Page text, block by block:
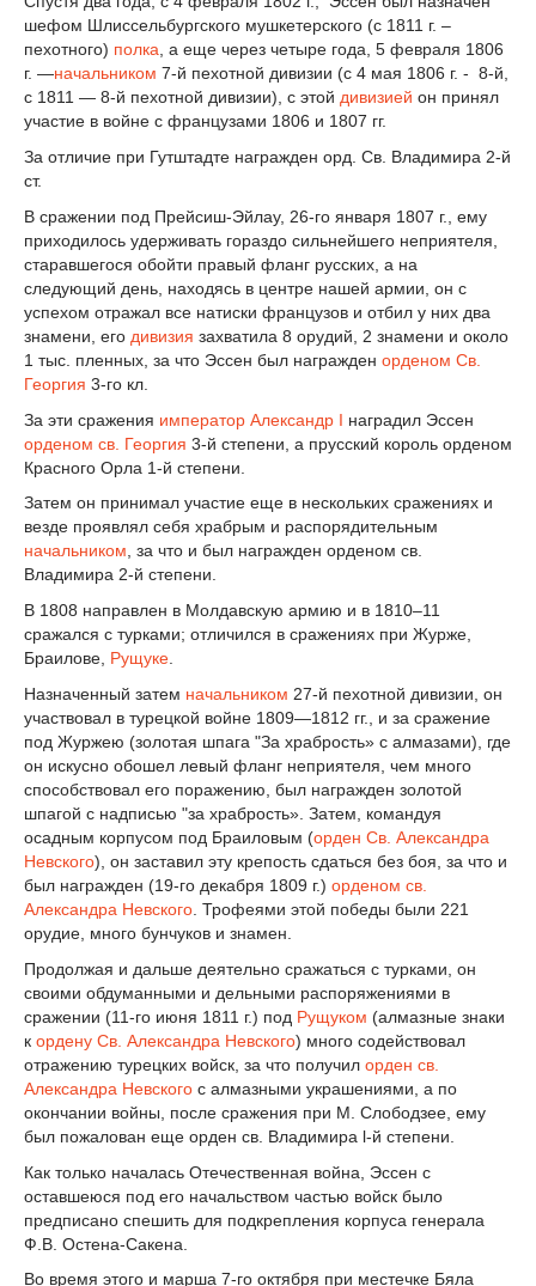
шефом Шлиссельбургского мушкетерского (с 1811 г. –
пехотного) полка , а еще через четыре года, 5 февраля 1806
г. —начальником 7-й пехотной дивизии (с 4 мая 1806 г. - 8-й,
с 1811 — 8-й пехотной дивизии), с этой дивизией он принял
участие в войне с французами 1806 и 1807 гг.
За отличие при Гутштадте награжден орд. Св. Владимира 2-й
ст.
В сражении под Прейсиш-Эйлау, 26-го января 1807 г., ему
приходилось удерживать гораздо сильнейшего неприятеля,
старавшегося обойти правый фланг русских, а на
следующий день, находясь в центре нашей армии, он с
успехом отражал все натиски французов и отбил у них два
знамени, его дивизия захватила 8 орудий, 2 знамени и около
1 тыс. пленных, за что Эссен был награжден орденом Св.
Георгия 3-го кл.
За эти сражения император Александр I наградил Эссен
орденом св. Георгия 3-й степени, a прусский король орденом
Красного Орла 1-й степени.
Затем он принимал участие еще в нескольких сражениях и
везде проявлял себя храбрым и распорядительным
начальником, за что и был награжден орденом св.
Владимира 2-й степени.
В 1808 направлен в Молдавскую армию и в 1810–11
сражался с турками; отличился в сражениях при Журже,
Браилове, Рущуке
Назначенный затем начальником 27-й пехотной дивизии, он
участвовал в турецкой войне 1809—1812 гг., и за сражение
под Журжею (золотая шпага "За храбрость» с алмазами), где
он искусно обошел левый фланг неприятеля, чем много
способствовал его поражению, был награжден золотой
шпагой с надписью "за храбрость». Затем, командуя
осадным корпусом под Браиловым (орден Св. Александра
Невского), он заставил эту крепость сдаться без боя, за что и
был награжден (19-го декабря 1809 г.) орденом св.
Александра Невского . Трофеями этой победы были 221
орудие, много бунчуков и знамен.
Продолжая и дальше деятельно сражаться с турками, он
своими обдуманными и дельными распоряжениями в
сражении (11-го июня 1811 г.) под Рущуком (алмазные знаки
к ордену Св. Александра Невского) много содействовал
отражению турецких войск, за что получил орден св.
Александра Невского с алмазными украшениями, а по
окончании войны, после сражения при М. Слободзее, ему
был пожалован еще орден св. Владимира l-й степени.
Как только началась Отечественная война, Эссен с
оставшеюся под его начальством частью войск было
предписано спешить для подкрепления корпуса генерала
Ф.В. Остена-Сакена.
Во время этого и марша 7-го октября при местечке Бяла